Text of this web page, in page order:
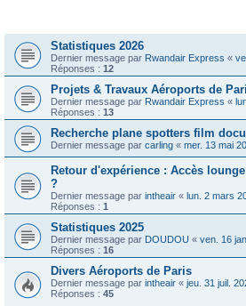
Statistiques 2026
Dernier message par Rwandair Express «
Réponses : 12
Projets & Travaux Aéroports de
Dernier message par Rwandair Express «
Réponses : 13
Recherche plane spotters film
Dernier message par carling « mer. 13 mai
Retour d'expérience : Accès
?
Dernier message par intheair « lun. 2 mars
Réponses : 1
Statistiques 2025
Dernier message par DOUDOU « ven. 16
Réponses : 16
Divers Aéroports de Paris
Dernier message par intheair « jeu. 31 juil.
Réponses : 45